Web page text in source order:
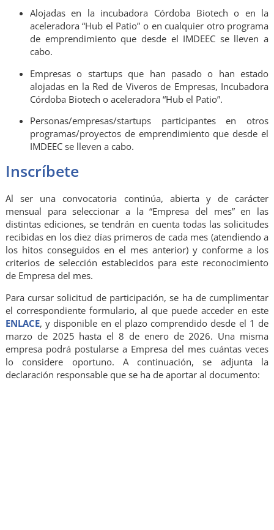
Alojadas en la incubadora Córdoba Biotech o en la
aceleradora “Hub el Patio” o en cualquier otro programa
de emprendimiento que desde el IMDEEC se lleven a
cabo.
Empresas o startups que han pasado o han estado
alojadas en la Red de Viveros de Empresas, Incubadora
Córdoba Biotech o aceleradora “Hub el Patio”.
Personas/empresas/startups participantes en otros
programas/proyectos de emprendimiento que desde el
IMDEEC se lleven a cabo.
Inscríbete
Al ser una convocatoria continúa, abierta y de carácter
mensual para seleccionar a la “Empresa del mes” en las
distintas ediciones, se tendrán en cuenta todas las solicitudes
recibidas en los diez días primeros de cada mes (atendiendo a
los hitos conseguidos en el mes anterior) y conforme a los
criterios de selección establecidos para este reconocimiento
de Empresa del mes.
Para cursar solicitud de participación, se ha de cumplimentar
el correspondiente formulario, al que puede acceder en este
ENLACE, y disponible en el plazo comprendido desde el 1 de
marzo de 2025 hasta el 8 de enero de 2026. Una misma
empresa podrá postularse a Empresa del mes cuántas veces
lo considere oportuno. A continuación, se adjunta la
declaración responsable que se ha de aportar al documento: